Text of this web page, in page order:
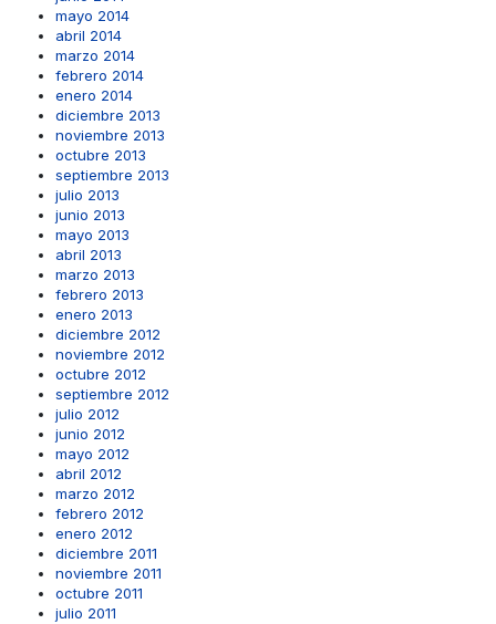
mayo 2014
abril 2014
marzo 2014
febrero 2014
enero 2014
diciembre 2013
noviembre 2013
octubre 2013
septiembre 2013
julio 2013
junio 2013
mayo 2013
abril 2013
marzo 2013
febrero 2013
enero 2013
diciembre 2012
noviembre 2012
octubre 2012
septiembre 2012
julio 2012
junio 2012
mayo 2012
abril 2012
marzo 2012
febrero 2012
enero 2012
diciembre 2011
noviembre 2011
octubre 2011
julio 2011